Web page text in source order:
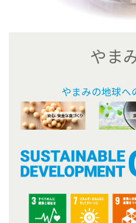
やま
やまみの地球へ